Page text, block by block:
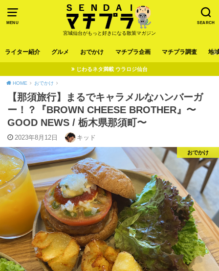
MENU SEARCH
宮城仙台がもっと好きになる散策マガジン
ライター紹介 グルメ おでかけ マチプラ企画 マチプラ調査 地
じわるネタ満載 ウラロジ仙台
HOME おでかけ
【那須旅行】まるでキャラメルなハンバーガ
ー！？『BROWN CHEESE BROTHER』〜
GOOD NEWS / 栃木県那須町〜
2023年8月12日 キッド
おでかけ